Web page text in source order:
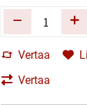
Vertaa
Vertaa